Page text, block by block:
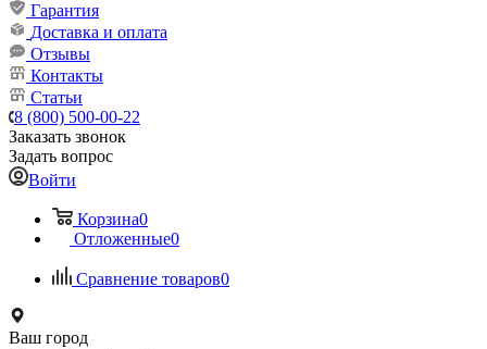
Гарантия
Доставка и оплата
Отзывы
Контакты
Статьи
8 (800) 500-00-22
Заказать звонок
Задать вопрос
Войти
Корзина0
Отложенные0
Сравнение товаров0
Ваш город